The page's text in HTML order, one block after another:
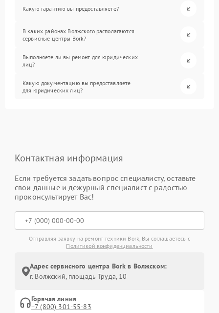
Какую гарантию вы предоставляете?
В каких районах Волжского располагаются
сервисные центры Bork?
Выполняете ли вы ремонт для юридических
лиц?
Какую документацию вы предоставляете
для юридических лиц?
Контактная информация
Если требуется задать вопрос специалисту, оставьте
свои данные и дежурный специалист с радостью
проконсультирует Вас!
Отправляя заявку на ремонт техники Bork, Вы соглашаетесь с
Политикой конфиденциальности
Адрес сервисного центра Bork в Волжском:
г. Волжский, площадь Труда, 10
Горячая линия
+7 (800) 301-55-83